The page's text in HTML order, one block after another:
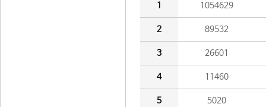
1 1054629
2 89532
3 26601
4 11460
5 5020